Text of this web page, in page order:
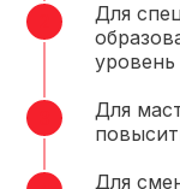
Для
Для
Для